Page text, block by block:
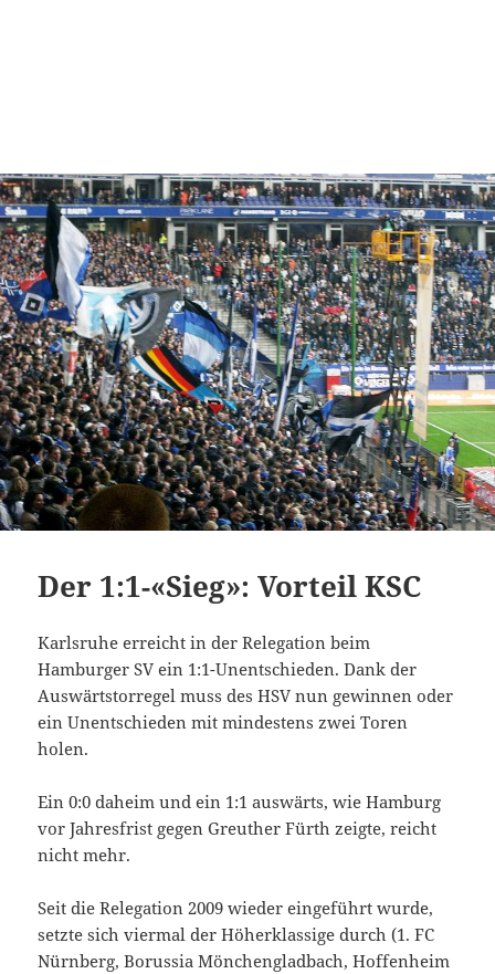
Der 1:1-«Sieg»: Vorteil KSC
Karlsruhe erreicht in der Relegation beim
Hamburger SV ein 1:1-Unentschieden. Dank der
Auswärtstorregel muss des HSV nun gewinnen oder
ein Unentschieden mit mindestens zwei Toren
holen.
Ein 0:0 daheim und ein 1:1 auswärts, wie Hamburg
vor Jahresfrist gegen Greuther Fürth zeigte, reicht
nicht mehr.
Seit die Relegation 2009 wieder eingeführt wurde,
setzte sich viermal der Höherklassige durch (1. FC
Nürnberg, Borussia Mönchengladbach, Hoffenheim